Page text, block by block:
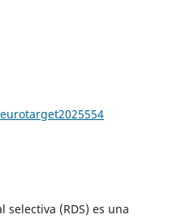
(RDS) es una